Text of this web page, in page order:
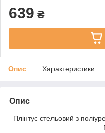
639 ₴
Опис Характеристики
Опис
Плінтус стельовий з